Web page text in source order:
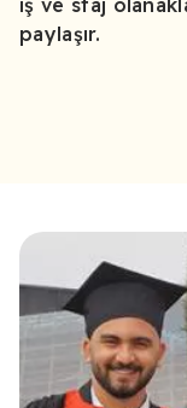
iş ve staj
paylaşır.